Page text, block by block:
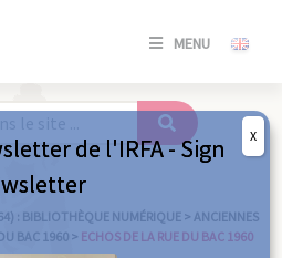
MENU
SE
/
: BIBLIOTHÈQUE NUMÉRIQUE > ANCIENNES
BAC 1960> ECHOS DE LA RUE DU BAC 1960
de l'IRFA - Sign
X